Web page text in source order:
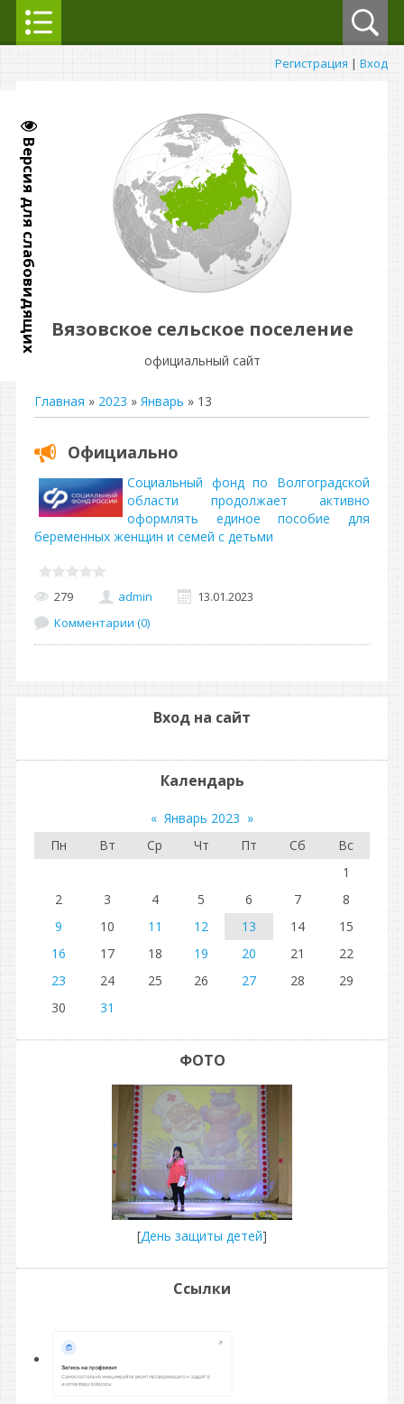
Версия для слабовидящих
Регистрация | Вход
Вязовское сельское поселение
официальный сайт
Главная » 2023 » Январь » 13
Официально
Социальный фонд по Волгоградской
области продолжает активно
оформлять единое пособие для
беременных женщин и семей с детьми
279 admin
13.01.2023
Комментарии (0)
Вход на сайт
Календарь
« Январь 2023 »
Пн
Вт Ср Чт Пт Сб
Вс
1
2
3 4 5 6 7
8
9
10 11 12 13 14
15
16
17 18 19 20 21
22
23
24 25 26 27 28
29
30
31
ФОТО
[День защиты детей]
Ссылки